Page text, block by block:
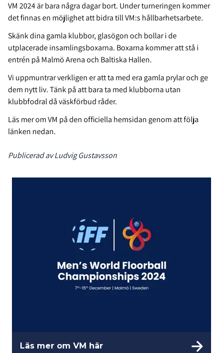
VM 2024 är bara några dagar bort. Under turneringen kommer
det finnas en möjlighet att bidra till VM:s hållbarhetsarbete.
Skänk dina gamla klubbor, glasögon och bollar i de
utplacerade insamlingsboxarna. Boxarna kommer att stå i
entrén på Malmö Arena och Baltiska Hallen.
Vi uppmuntrar verkligen er att ta med era gamla prylar och ge
dem nytt liv. Tänk på att bara ta med klubborna utan
klubbfodral då väskförbud råder.
Läs mer om VM på den officiella hemsidan genom att följa
länken nedan.
Publicerad av Ludvig Gustavsson
Läs mer om VM här